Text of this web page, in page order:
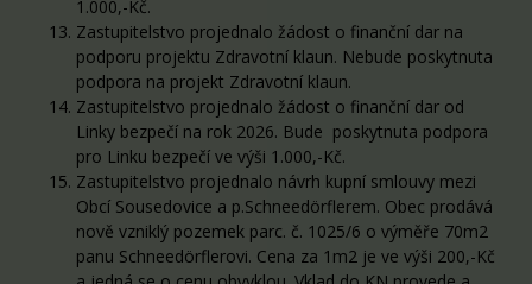
1.000,-Kč.
Zastupitelstvo projednalo žádost o finanční dar na
podporu projektu Zdravotní klaun. Nebude poskytnuta
podpora na projekt Zdravotní klaun.
Zastupitelstvo projednalo žádost o finanční dar od
Linky bezpečí na rok 2026. Bude poskytnuta podpora
pro Linku bezpečí ve výši 1.000,-Kč.
Zastupitelstvo projednalo návrh kupní smlouvy mezi
Obcí Sousedovice a p.Schneedörflerem. Obec prodává
nově vzniklý pozemek parc. č. 1025/6 o výměře 70m2
panu Schneedörflerovi. Cena za 1m2 je ve výši 200,-Kč